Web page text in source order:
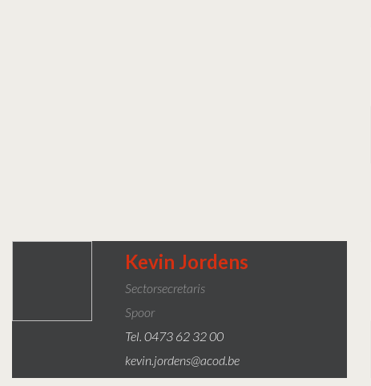
Kevin Jordens
Sectorsecretaris
Spoor
Tel. 0473 62 32 00
kevin.jordens@acod.be